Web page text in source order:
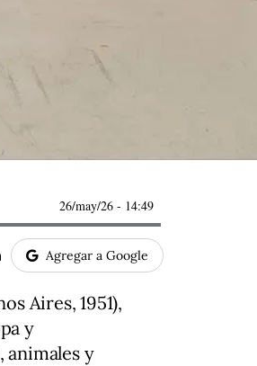
26/may/26 - 14:49
Agregar a Google
Aires, 1951),
y
animales y